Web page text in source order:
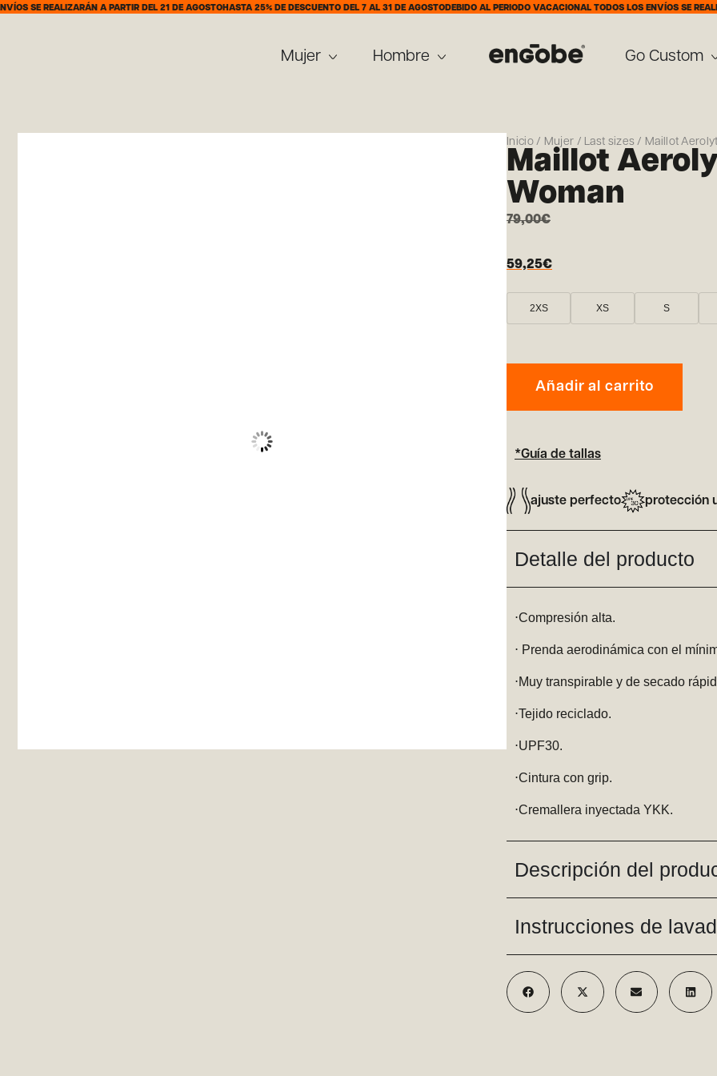
A PARTIR DEL 21 DE AGOSTOHASTA 25% DE DESCUENTO DEL 7 AL 31 DE AGOSTODEBIDO AL PERIODO VACACIONAL TODOS LOS ENVÍOS SE REALIZARÁN
Mujer Hombre Go Custom
Inicio/ Mujer / Last sizes / Maillot
Maillot
Woman
79,00€
59,25€
2XS XS S
Añadir al carrito
*Guía de tallas
ajuste perfecto protección
Detalle del producto
⋅Compresión alta.
⋅ Prenda aerodinámica con el
⋅Muy transpirable y de secado
⋅Tejido reciclado.
⋅UPF30.
⋅Cintura con grip.
⋅Cremallera inyectada YKK.
Descripción del
Instrucciones de